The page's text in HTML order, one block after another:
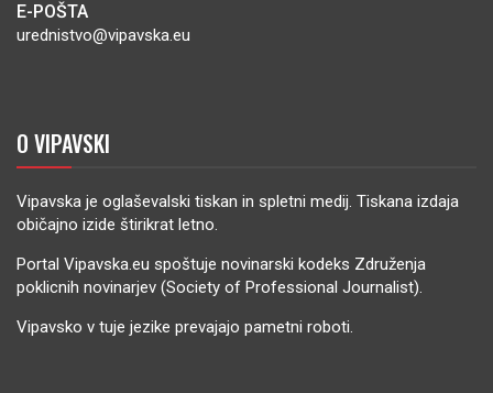
E-POŠTA
urednistvo@vipavska.eu
O VIPAVSKI
Vipavska je oglaševalski tiskan in spletni medij. Tiskana izdaja
običajno izide štirikrat letno.
Portal Vipavska.eu spoštuje novinarski kodeks Združenja
poklicnih novinarjev (Society of Professional Journalist).
Vipavsko v tuje jezike prevajajo pametni roboti.